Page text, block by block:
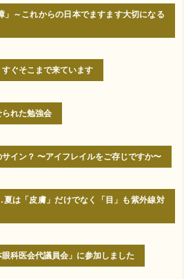
」～これからの日本でますます大切になる
ぐそこまで来ています
られた勉強会
サイン？ 〜アイフレイルをご存じですか〜
は「皮膚」だけでなく「目」も紫外線対
科医会代議員会」に参加しました